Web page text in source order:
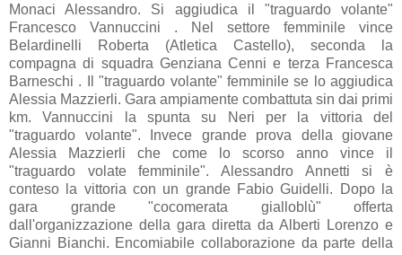
Monaci Alessandro. Si aggiudica il "traguardo volante"
Francesco Vannuccini . Nel settore femminile vince
Belardinelli Roberta (Atletica Castello), seconda la
compagna di squadra Genziana Cenni e terza Francesca
Barneschi . Il "traguardo volante" femminile se lo aggiudica
Alessia Mazzierli. Gara ampiamente combattuta sin dai primi
km. Vannuccini la spunta su Neri per la vittoria del
"traguardo volante". Invece grande prova della giovane
Alessia Mazzierli che come lo scorso anno vince il
"traguardo volate femminile". Alessandro Annetti si è
conteso la vittoria con un grande Fabio Guidelli. Dopo la
gara grande "cocomerata gialloblù" offerta
dall'organizzazione della gara diretta da Alberti Lorenzo e
Gianni Bianchi. Encomiabile collaborazione da parte della